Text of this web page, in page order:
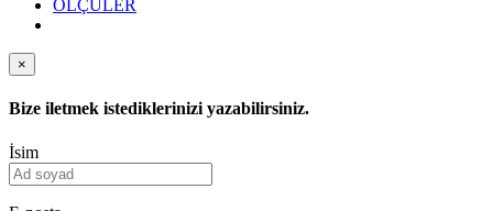
ÖLÇÜLER
×
Bize iletmek istediklerinizi yazabilirsiniz.
İsim